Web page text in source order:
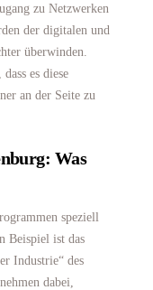
zu Netzwerken
der digitalen und
überwinden.
es diese
an der Seite zu
Was
speziell
Beispiel ist das
Industrie“ des
dabei,